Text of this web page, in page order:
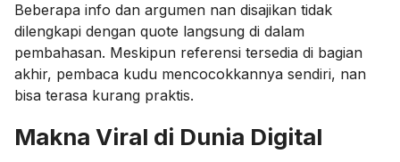
Beberapa info dan argumen nan disajikan tidak
dilengkapi dengan quote langsung di dalam
pembahasan. Meskipun referensi tersedia di bagian
akhir, pembaca kudu mencocokkannya sendiri, nan
bisa terasa kurang praktis.
Makna Viral di Dunia Digital